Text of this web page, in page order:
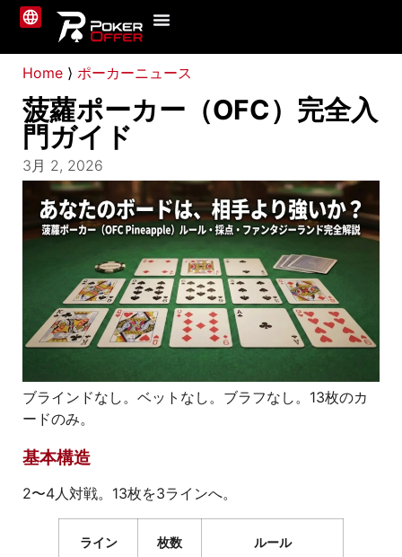
Home ⟩ ポーカーニュース
菠蘿ポーカー（OFC）完全入
門ガイド
3月 2, 2026
ブラインドなし。ベットなし。ブラフなし。13枚のカ
ードのみ。
基本構造
2〜4人対戦。13枚を3ラインへ。
ライン 枚数 ルール